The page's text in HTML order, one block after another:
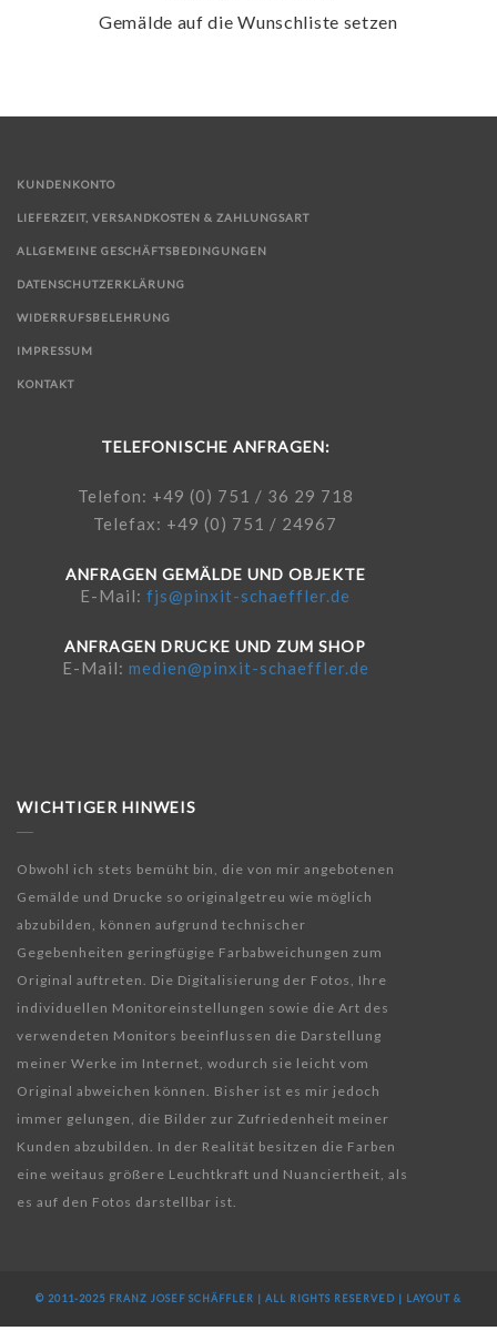
Gemälde auf die Wunschliste setzen
KUNDENKONTO
LIEFERZEIT, VERSANDKOSTEN & ZAHLUNGSART
ALLGEMEINE GESCHÄFTSBEDINGUNGEN
DATENSCHUTZERKLÄRUNG
WIDERRUFSBELEHRUNG
IMPRESSUM
KONTAKT
TELEFONISCHE ANFRAGEN:
Telefon: +49 (0) 751 / 36 29 718
Telefax: +49 (0) 751 / 24967
ANFRAGEN GEMÄLDE UND OBJEKTE
E-Mail: fjs@pinxit-schaeffler.de
ANFRAGEN DRUCKE UND ZUM SHOP
E-Mail: medien@pinxit-schaeffler.de
WICHTIGER HINWEIS
Obwohl ich stets bemüht bin, die von mir angebotenen
Gemälde und Drucke so originalgetreu wie möglich
abzubilden, können aufgrund technischer
Gegebenheiten geringfügige Farbabweichungen zum
Original auftreten. Die Digitalisierung der Fotos, Ihre
individuellen Monitoreinstellungen sowie die Art des
verwendeten Monitors beeinflussen die Darstellung
meiner Werke im Internet, wodurch sie leicht vom
Original abweichen können. Bisher ist es mir jedoch
immer gelungen, die Bilder zur Zufriedenheit meiner
Kunden abzubilden. In der Realität besitzen die Farben
eine weitaus größere Leuchtkraft und Nuanciertheit, als
es auf den Fotos darstellbar ist.
© 2011-2025 FRANZ JOSEF SCHÄFFLER | ALL RIGHTS RESERVED | LAYOUT &